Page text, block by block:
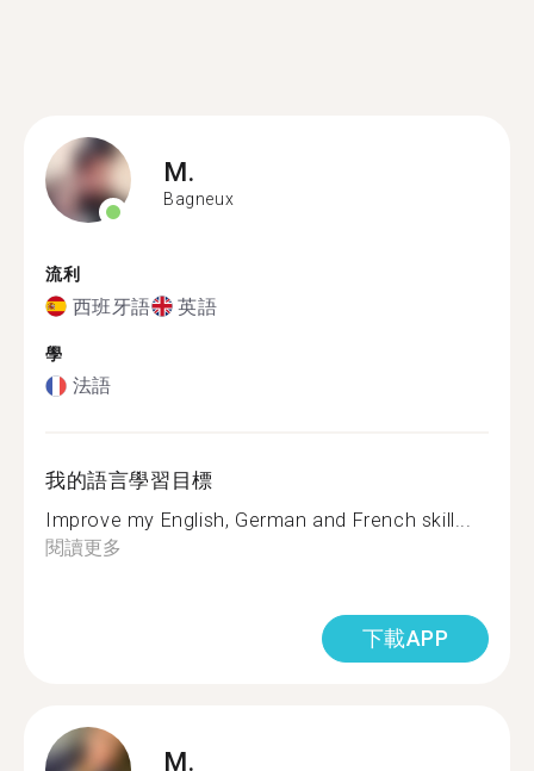
M.
Bagneux
流利
西班牙語 英語
學
法語
我的語言學習目標
Improve my English, German and French skill...
閱讀更多
下載APP
M.